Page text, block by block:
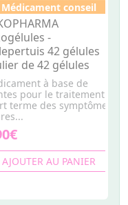
Médicament conseil
-
42 gélules
de 42 gélules
à base de
pour le traitement à
terme des symptômes
AJOUTER AU PANIER